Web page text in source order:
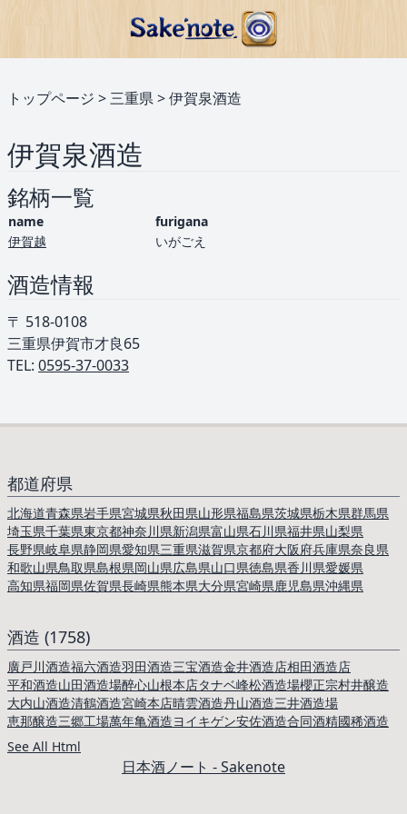
トップページ >三重県>伊賀泉酒造
伊賀泉酒造
銘柄一覧
name
furigana
伊賀越
いがごえ
酒造情報
〒 518-0108
三重県伊賀市才良65
TEL: ︎ 0595-37-0033
都道府県
北海道青森県岩手県宮城県秋田県山形県福島県茨城県栃木県群馬県
埼玉県千葉県東京都神奈川県新潟県富山県石川県福井県山梨県
長野県岐阜県静岡県愛知県三重県滋賀県京都府大阪府兵庫県奈良県
和歌山県鳥取県島根県岡山県広島県山口県徳島県香川県愛媛県
高知県福岡県佐賀県長崎県熊本県大分県宮崎県鹿児島県沖縄県
酒造 (1758)
廣戸川酒造福六酒造羽田酒造三宝酒造金井酒造店相田酒造店
平和酒造山田酒造場醉心山根本店タナベ峰松酒造場櫻正宗村井醸造
大内山酒造清鶴酒造宮崎本店晴雲酒造丹山酒造三井酒造場
恵那醸造三郷工場萬年亀酒造ヨイキゲン安佐酒造合同酒精國稀酒造
See All Html
日本酒ノート - Sakenote